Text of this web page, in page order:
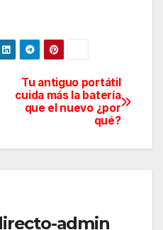
Tu antiguo portátil
cuida más la batería
que el nuevo ¿por
qué?
admin